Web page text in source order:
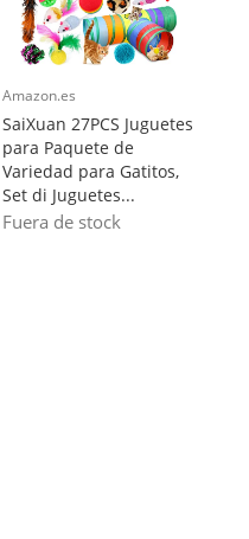
Amazon.es
SaiXuan 27PCS Juguetes
para Paquete de
Variedad para Gatitos,
Set di Juguetes...
Fuera de stock